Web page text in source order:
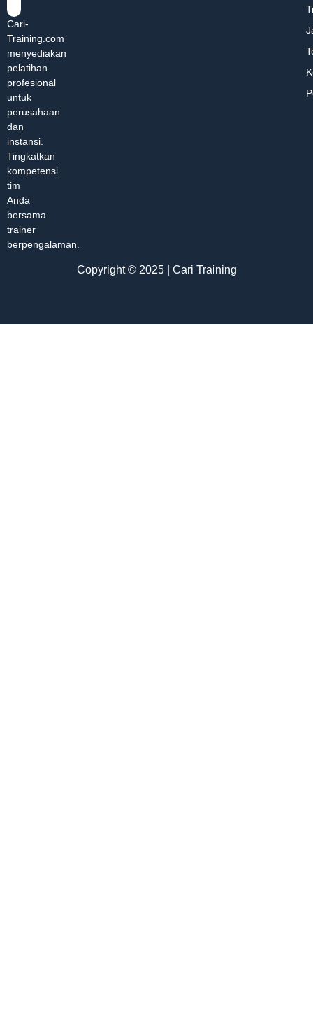
Cari-
Training.com
menyediakan
pelatihan
profesional
untuk
perusahaan
dan
instansi.
Tingkatkan
kompetensi
tim
Anda
bersama
trainer
berpengalaman.
Copyright © 2025 | Cari Training